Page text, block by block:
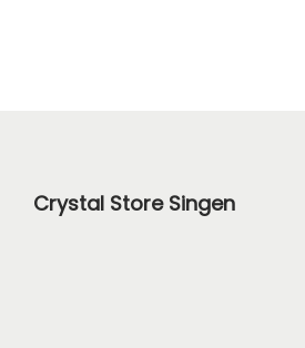
Crystal Store Singen